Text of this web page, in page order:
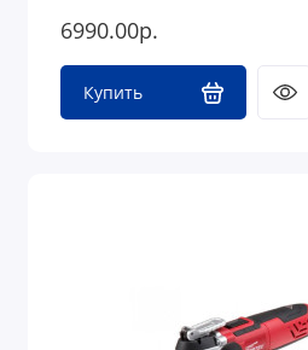
6990.00р.
Купить